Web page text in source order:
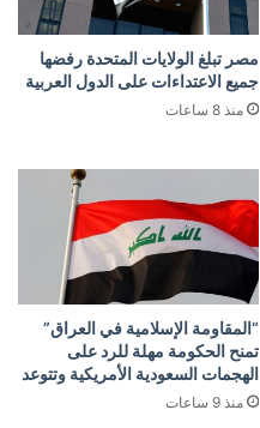
مصر تبلغ الولايات المتحدة رفضها
جميع الاعتداءات على الدول العربية
منذ 8 ساعات
“المقاومة الإسلامية في العراق”
تمنح الحكومة مهلة للرد على
الهجمات السعودية الأمريكية وتتوعد
منذ 9 ساعات